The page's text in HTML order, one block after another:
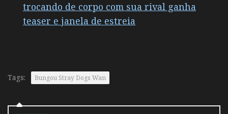
trocando de corpo com sua rival ganha
teaser e janela de estreia
Tags: Bungou Stray Dogs Wan